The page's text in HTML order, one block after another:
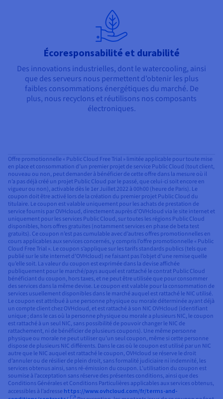
Écoresponsabilité et durabilité
Des innovations industrielles, dont le watercooling, ainsi
que des serveurs nous permettent d’obtenir les plus
faibles consommations énergétiques du marché. De
plus, nous recyclons et réutilisons nos composants
électroniques.
Offre promotionnelle « Public Cloud Free Trial » limitée applicable pour toute mise
en place et consommation d’un premier projet de service Public Cloud (tout client,
nouveau ou non, peut demander à bénéficier de cette offre dans la mesure où il
n’a pas déjà créé un projet Public Cloud par le passé, que celui-ci soit encore en
vigueur ou non), activable dès le 1er Juillet 2022 à 00h00 (heure de Paris). Le
coupon doit être activé lors de la création du premier projet Public Cloud du
titulaire. Le coupon est valable uniquement pour les achats de prestation de
service fournis par OVHcloud, directement auprès d’OVHcloud via le site internet et
uniquement pour les services Public Cloud, sur toutes les régions Public Cloud
disponibles, hors offres gratuites (notamment services en phase de beta test
gratuits). Ce coupon n’est pas cumulable avec d’autres offres promotionnelles en
cours applicables aux services concernés, y compris l’offre promotionnelle « Public
Cloud Free Trial ». Le coupon s’applique sur les tarifs standards publics (tels que
publié sur le site internet d’OVHcloud) ne faisant pas l’objet d’une remise quelle
qu’elle soit. La valeur du coupon est exprimée dans la devise affichée
publiquement pour le marché/pays auquel est rattaché le contrat Public Cloud
bénéficiant du coupon, hors taxes, et ne peut être utilisée que pour consommer
des services dans la même devise. Le coupon est valable pour la consommation de
services usuellement disponibles dans le marché auquel est rattaché le NIC utilisé.
Le coupon est attribué à une personne physique ou morale déterminée ayant déjà
un compte client chez OVHcloud, et est rattaché à son NIC OVHcloud (identifiant
unique ; dans le cas où la personne physique ou morale a plusieurs NIC, le coupon
est rattaché à un seul NIC, sans possibilité de pouvoir changer le NIC de
rattachement, ni de bénéficier de plusieurs coupons). Une même personne
physique ou morale ne peut utiliser qu’un seul coupon, même si cette personne
dispose de plusieurs NIC différents. Dans le cas où le coupon est utilisé par un NIC
autre que le NIC auquel est rattaché le coupon, OVHcloud se réserve le droit
d’annuler ou de résilier de plein droit, sans formalité judiciaire ni indemnité, les
services obtenus ainsi, sans ré-émission du coupon. L’utilisation du coupon est
soumise à l’acceptation sans réserve des présentes conditions, ainsi que des
Conditions Générales et Conditions Particulières applicables aux services obtenus,
accessibles à l’adresse https://www.ovhcloud.com/fr/terms-and-